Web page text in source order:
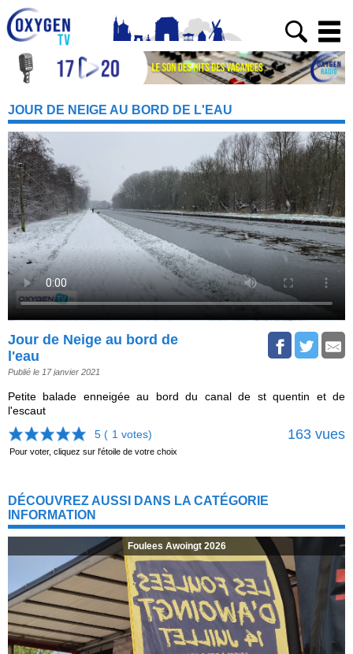
JOUR DE NEIGE AU BORD DE L'EAU
Jour de Neige au bord de
l'eau
Publié le 17 janvier 2021
Petite balade enneigée au bord du canal de st quentin et de
l'escaut
5 ( 1 votes) 163 vues
Pour voter, cliquez sur l'étoile de votre choix
DÉCOUVREZ AUSSI DANS LA CATÉGORIE
INFORMATION
Foulees Awoingt 2026